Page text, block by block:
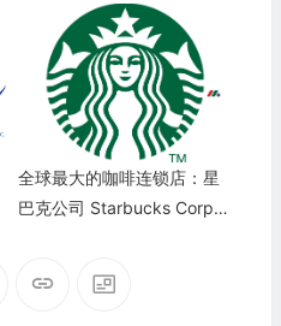
全球最大的咖啡连锁店：星
巴克公司 Starbucks Corpor